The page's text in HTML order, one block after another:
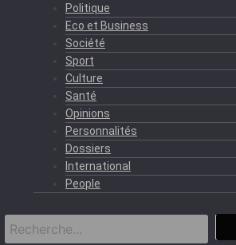
Politique
Eco et Business
Société
Sport
Culture
Santé
Opinions
Personnalités
Dossiers
International
People